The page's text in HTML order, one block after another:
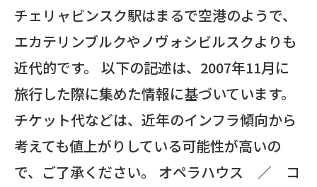
チェリャビンスク駅はまるで空港のようで、
エカテリンブルクやノヴォシビルスクよりも
近代的です。 以下の記述は、2007年11月に
旅行した際に集めた情報に基づいています。
チケット代などは、近年のインフラ傾向から
考えても値上がりしている可能性が高いの
で、ご了承ください。 オペラハウス ／ コ